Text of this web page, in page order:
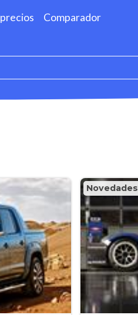
Comparador
Novedades